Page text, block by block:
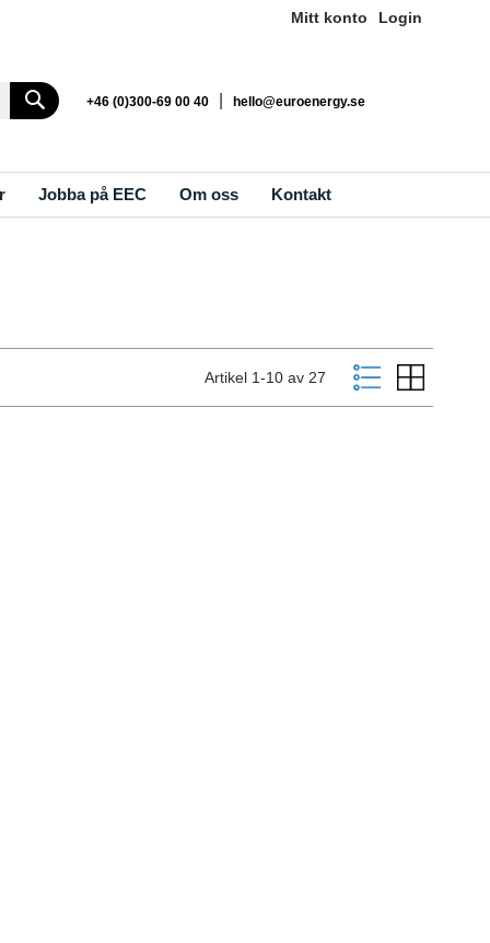
Mitt konto Login
+46 (0)300-69 00 40 hello@euroenergy.se
Search
Jobba på EEC Om oss Kontakt
Visa
som
ListvyRutnät
Artikel 1-10 av 27